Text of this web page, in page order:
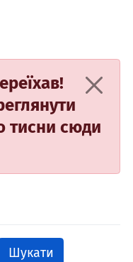
тисни сюди
Шукати